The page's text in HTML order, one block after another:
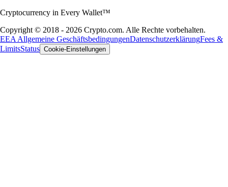
Cryptocurrency in Every Wallet™
Copyright © 2018 - 2026 Crypto.com. Alle Rechte vorbehalten.
EEA Allgemeine GeschäftsbedingungenDatenschutzerklärungFees &
LimitsStatus Cookie-Einstellungen